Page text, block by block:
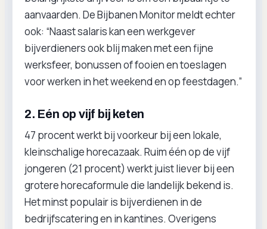
aanvaarden. De Bijbanen Monitor meldt echter
ook: “Naast salaris kan een werkgever
bijverdieners ook blij maken met een fijne
werksfeer, bonussen of fooien en toeslagen
voor werken in het weekend en op feestdagen.”
2. Eén op vijf bij keten
47 procent werkt bij voorkeur bij een lokale,
kleinschalige horecazaak. Ruim één op de vijf
jongeren (21 procent) werkt juist liever bij een
grotere horecaformule die landelijk bekend is.
Het minst populair is bijverdienen in de
bedrijfscatering en in kantines. Overigens